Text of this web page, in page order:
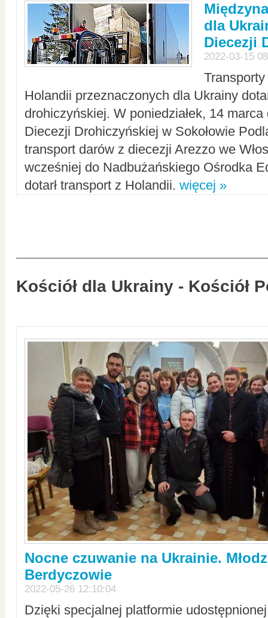
dla
Diecezji
2022-03-15
Holandii przeznaczonych dla Ukrainy
drohiczyńskiej. W poniedziałek, 14
Diecezji Drohiczyńskiej w Sokołowie
transport darów z diecezji Arezzo we
wcześniej do Nadbużańskiego Ośrodka
dotarł transport z Holandii. więcej »
Kościół dla Ukrainy - Kościół
Nocne czuwanie na Ukrainie.
Berdyczowie
2022-05-26 12:10:04
Dzięki specjalnej platformie